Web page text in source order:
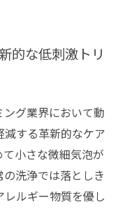
的な低刺激トリ
グ業界において動
する革新的なケア
小さな微細気泡が
洗浄では落としき
ルギー物質を優し